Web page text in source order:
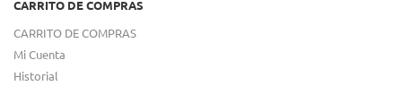
CARRITO DE COMPRAS
CARRITO DE COMPRAS
Mi Cuenta
Historial